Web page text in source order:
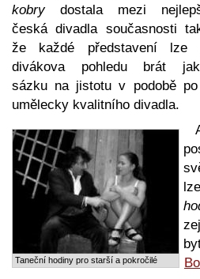
kobrydostala mezi
česká divadla současnosti
že každé představení lze
divákova pohledu brát
sázku na jistotu v podobě
umělecky kvalitního divadla.
Taneční hodiny pro starší a pokročilé